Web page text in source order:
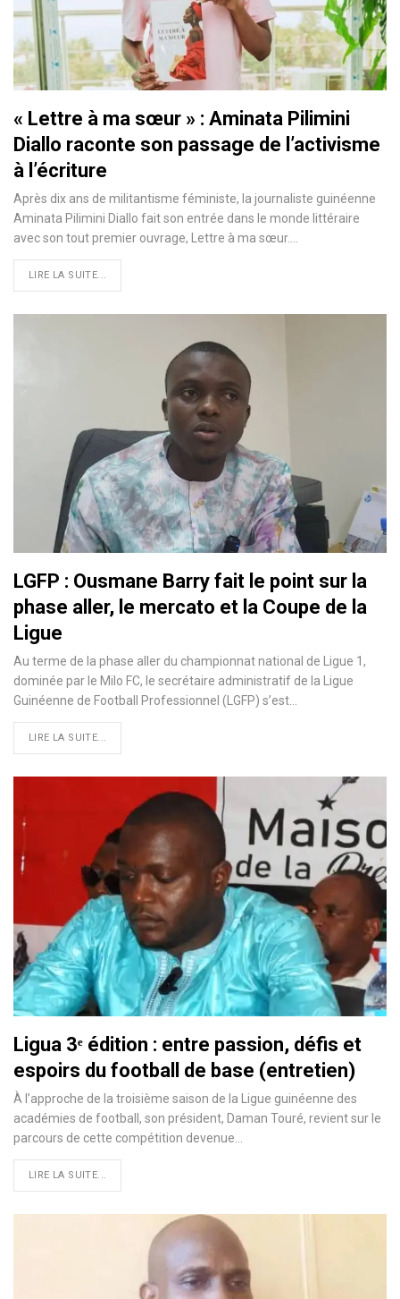
« Lettre à ma sœur » : Aminata Pilimini
Diallo raconte son passage de l’activisme
à l’écriture
Après dix ans de militantisme féministe, la journaliste guinéenne
Aminata Pilimini Diallo fait son entrée dans le monde littéraire
avec son tout premier ouvrage, Lettre à ma sœur.…
LIRE LA SUITE...
LGFP : Ousmane Barry fait le point sur la
phase aller, le mercato et la Coupe de la
Ligue
Au terme de la phase aller du championnat national de Ligue 1,
dominée par le Milo FC, le secrétaire administratif de la Ligue
Guinéenne de Football Professionnel (LGFP) s’est…
LIRE LA SUITE...
Ligua 3ᵉ édition : entre passion, défis et
espoirs du football de base (entretien)
À l’approche de la troisième saison de la Ligue guinéenne des
académies de football, son président, Daman Touré, revient sur le
parcours de cette compétition devenue…
LIRE LA SUITE...